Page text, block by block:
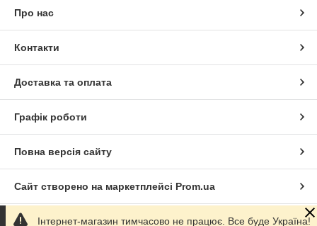
Про нас
Контакти
Доставка та оплата
Графік роботи
Повна версія сайту
Сайт створено на маркетплейсі Prom.ua
Політика конфіденційності
Інтернет-магазин тимчасово не працює. Все буде Україна!